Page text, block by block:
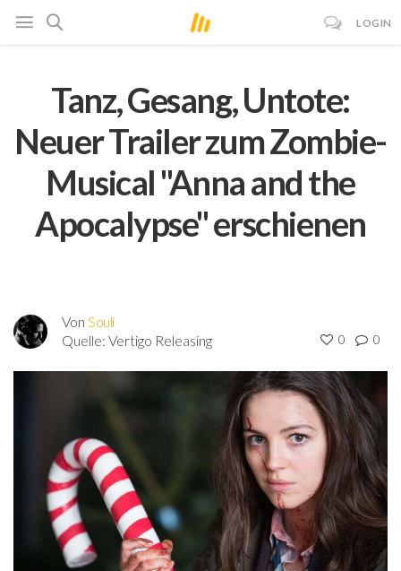
LOGIN
Tanz, Gesang, Untote:
Neuer Trailer zum Zombie-
Musical "Anna and the
Apocalypse" erschienen
Von Souli
Quelle: Vertigo Releasing 0 0